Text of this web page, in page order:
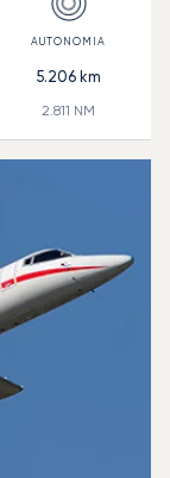
5.206km
2.811 NM